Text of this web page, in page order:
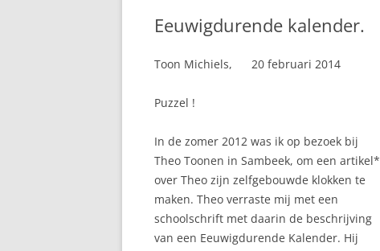
Eeuwigdurende kalender.
Toon Michiels, 20 februari 2014
Puzzel !
In de zomer 2012 was ik op bezoek bij
Theo Toonen in Sambeek, om een artikel*
over Theo zijn zelfgebouwde klokken te
maken. Theo verraste mij met een
schoolschrift met daarin de beschrijving
van een Eeuwigdurende Kalender. Hij